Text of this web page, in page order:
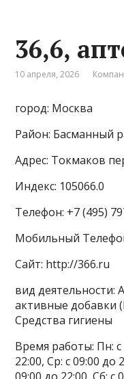
36,6,
10 апреля, 2026
город: Москва
Район: Басманный
Адрес: Токмаков
Индекс: 105066.0
Телефон: +7 (495)
Мобильный
Сайт: http://366.ru
вид деятельности:
активные добавки
Средства гигиены
Время работы: Пн: с
22:00, Ср: с 09:00 до